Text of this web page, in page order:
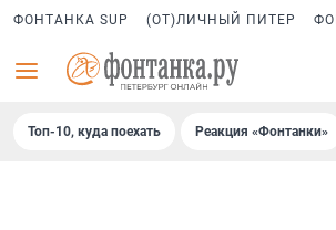
ФОНТАНКА SUP (ОТ)ЛИЧНЫЙ ПИТЕР
Топ-10, куда поехать Реакция «Фонтанки»